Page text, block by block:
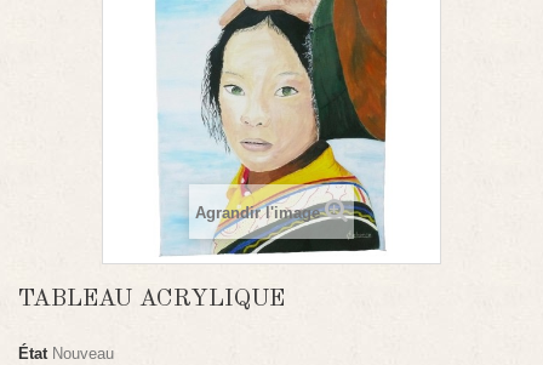
Agrandir l'image
TABLEAU ACRYLIQUE
État Nouveau